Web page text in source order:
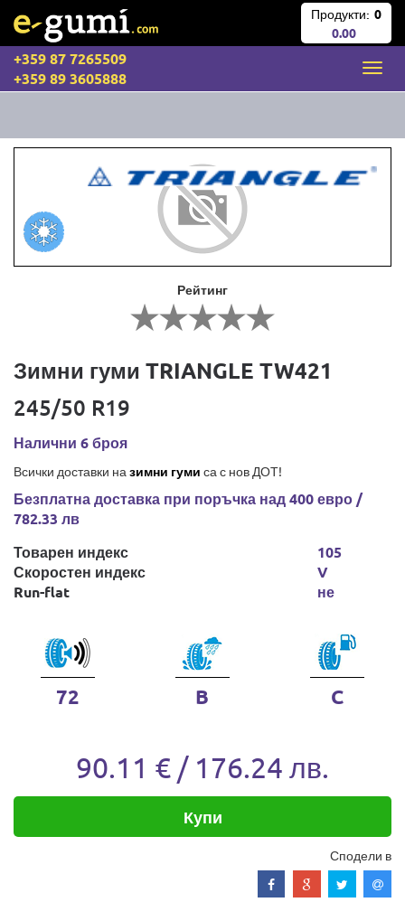
Продукти: 0
0.00
+359 87 7265509
+359 89 3605888
Рейтинг
Зимни гуми TRIANGLE TW421
245/50 R19
Налични 6 броя
Всички доставки на зимни гуми са с нов ДОТ!
Безплатна доставка при поръчка над 400 евро /
782.33 лв
Товарен индекс
Скоростен индекс
Run-flat
105
V
не
72 B C
90.11 € / 176.24 лв.
Купи
Сподели в